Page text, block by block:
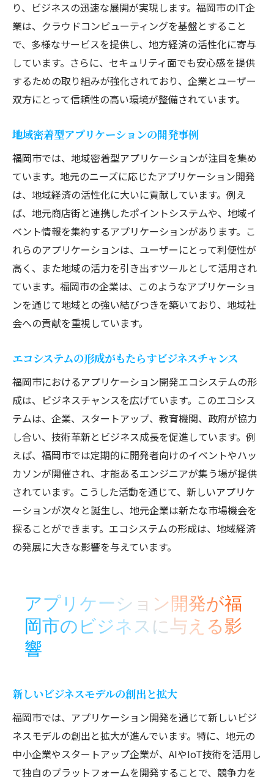
未来を見据えた人材育成の重要性
新たな市場創出に挑むアプローチ
社会貢献と持続可能性を意識した開発
福岡市のグローバル競争力を高める施策
地域が支える持続可能なイノベーション
り、ビジネスの迅速な展開が実現します。福岡市のIT企
業は、クラウドコンピューティングを基盤とすること
で、多様なサービスを提供し、地方経済の活性化に寄与
しています。さらに、セキュリティ面でも安心感を提供
するための取り組みが強化されており、企業とユーザー
双方にとって信頼性の高い環境が整備されています。
地域密着型アプリケーションの開発事例
福岡市では、地域密着型アプリケーションが注目を集め
ています。地元のニーズに応じたアプリケーション開発
は、地域経済の活性化に大いに貢献しています。例え
ば、地元商店街と連携したポイントシステムや、地域イ
ベント情報を集約するアプリケーションがあります。こ
れらのアプリケーションは、ユーザーにとって利便性が
高く、また地域の活力を引き出すツールとして活用され
ています。福岡市の企業は、このようなアプリケーショ
ンを通じて地域との強い結びつきを築いており、地域社
会への貢献を重視しています。
エコシステムの形成がもたらすビジネスチャンス
福岡市におけるアプリケーション開発エコシステムの形
成は、ビジネスチャンスを広げています。このエコシス
テムは、企業、スタートアップ、教育機関、政府が協力
し合い、技術革新とビジネス成長を促進しています。例
えば、福岡市では定期的に開発者向けのイベントやハッ
カソンが開催され、才能あるエンジニアが集う場が提供
されています。こうした活動を通じて、新しいアプリケ
ーションが次々と誕生し、地元企業は新たな市場機会を
探ることができます。エコシステムの形成は、地域経済
の発展に大きな影響を与えています。
アプリケーション開発が福
岡市のビジネスに与える影
響
新しいビジネスモデルの創出と拡大
福岡市では、アプリケーション開発を通じて新しいビジ
ネスモデルの創出と拡大が進んでいます。特に、地元の
中小企業やスタートアップ企業が、AIやIoT技術を活用し
て独自のプラットフォームを開発することで、競争力を